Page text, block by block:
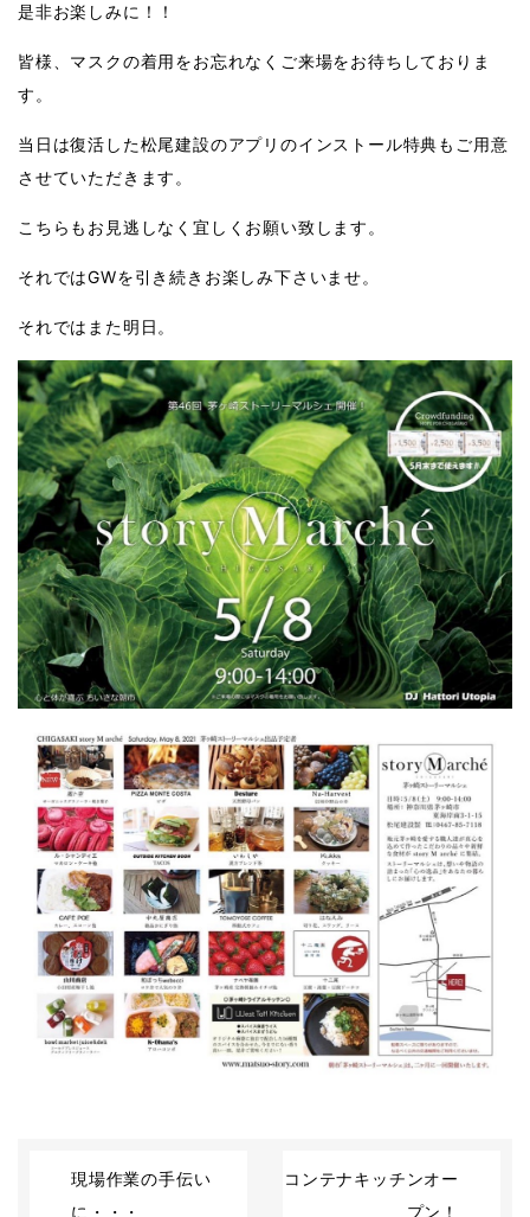
是非お楽しみに！！
皆様、マスクの着用をお忘れなくご来場をお待ちしておりま
す。
当日は復活した松尾建設のアプリのインストール特典もご用意
させていただきます。
こちらもお見逃しなく宜しくお願い致します。
それではGWを引き続きお楽しみ下さいませ。
それではまた明日。
現場作業の手伝い
に・・・
コンテナキッチンオー
プン！